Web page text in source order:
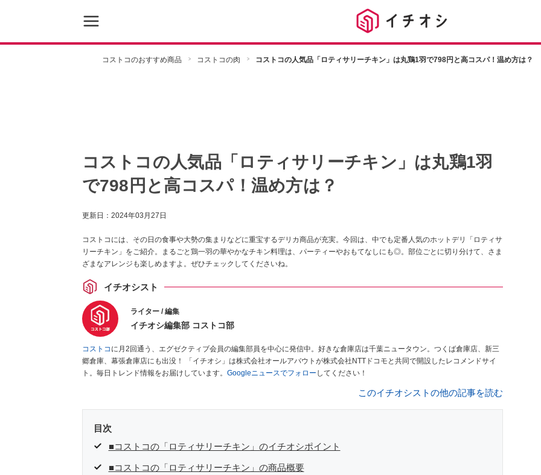
コストコのおすすめ商品 コストコの肉 コストコの人気品「ロティサリーチキン」は丸鶏1羽で798円と高コスパ！温め方は？
コストコの人気品「ロティサリーチキン」は丸鶏1羽
で798円と高コスパ！温め方は？
更新日： 2024年03月27日
コストコには、その日の食事や大勢の集まりなどに重宝するデリカ商品が充実。今回は、中でも定番人気のホットデリ「ロティサ
リーチキン」をご紹介。まるごと鶏一羽の華やかなチキン料理は、パーティーやおもてなしにも◎。部位ごとに切り分けて、さま
ざまなアレンジも楽しめますよ。ぜひチェックしてくださいね。
イチオシスト
ライター / 編集
イチオシ編集部 コストコ部
コストコ に月2回通う、エグゼクティブ会員の編集部員を中心に発信中。好きな倉庫店は千葉ニュータウン。つくば倉庫店、新三
郷倉庫、幕張倉庫店にも出没！ 「イチオシ」は株式会社オールアバウトが株式会社NTTドコモと共同で開設したレコメンドサイ
ト。毎日トレンド情報をお届けしています。 Googleニュースでフォロー してください！
このイチオシストの他の記事を読む
目次
■コストコの「ロティサリーチキン」のイチオシポイント
■コストコの「ロティサリーチキン」の商品概要